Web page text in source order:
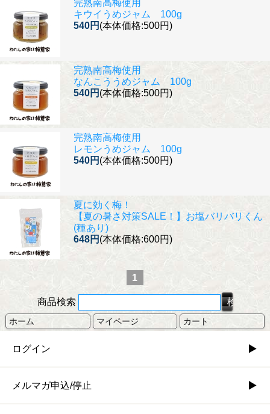
完熟南高梅使用
キウイうめジャム 100g
540円 (本体価格:500円)
完熟南高梅使用
なんこううめジャム 100g
540円 (本体価格:500円)
完熟南高梅使用
レモンうめジャム 100g
540円 (本体価格:500円)
夏に効く梅！
【夏の暑さ対策SALE！】お塩バリバリくん
(種あり)
648円 (本体価格:600円)
1
商品検索
ホーム マイページ カート
ログイン
メルマガ申込/停止